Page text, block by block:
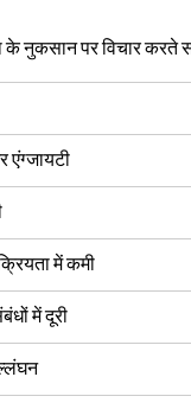
के नुकसान पर विचार
एंग्जायटी
में कमी
में दूरी